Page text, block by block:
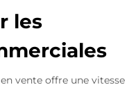
les
vente offre une vitesse